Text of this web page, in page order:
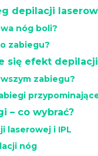
depilacji
nóg boli?
zabiegu?
się efekt
zabiegu?
– co wybrać?
laserowej i IPL
nóg